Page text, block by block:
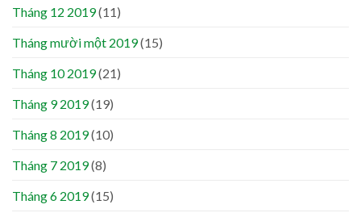
Tháng 12 2019(11)
Tháng mười một 2019(15)
Tháng 10 2019(21)
Tháng 9 2019(19)
Tháng 8 2019(10)
Tháng 7 2019(8)
Tháng 6 2019(15)